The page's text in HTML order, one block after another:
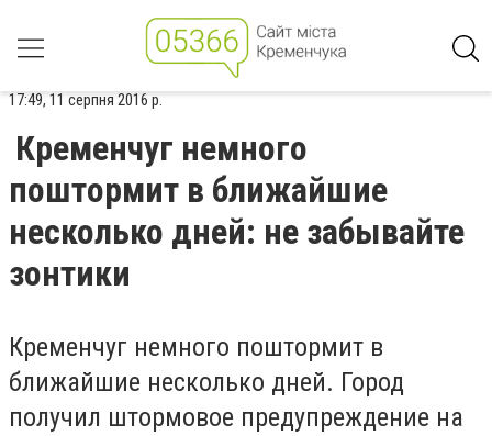
17:49, 11 серпня 2016 р.
Кременчуг немного
поштормит в ближайшие
несколько дней: не забывайте
зонтики
Кременчуг немного поштормит в
ближайшие несколько дней. Город
получил штормовое предупреждение на